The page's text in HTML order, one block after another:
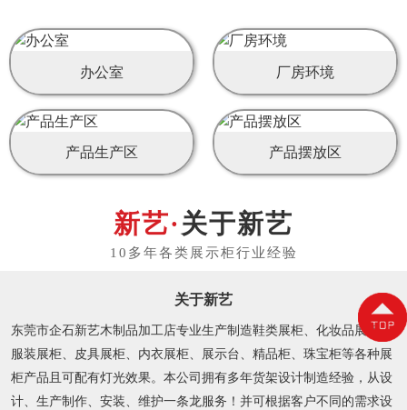
办公室 厂房环境
产品生产区 产品摆放区
关于新艺
关于新艺
东莞市企石新艺木制品加工店专业生产制造鞋类展柜、化妆品展柜、
服装展柜、皮具展柜、内衣展柜、展示台、精品柜、珠宝柜等各种展
柜产品且可配有灯光效果。本公司拥有多年货架设计制造经验，从设
计、生产制作、安装、维护一条龙服务！并可根据客户不同的需求设